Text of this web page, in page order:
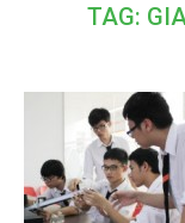
TAG: